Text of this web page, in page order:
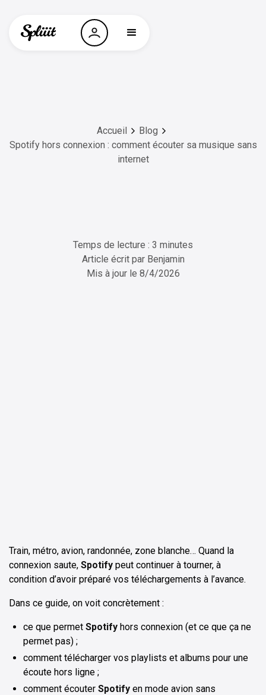
Accueil
Blog
Spotify hors connexion : comment écouter sa musique sans
internet
Temps de lecture : 3 minutes
Article écrit par Benjamin
Mis à jour le 8/4/2026
Train, métro, avion, randonnée, zone blanche… Quand la
connexion saute, Spotify peut continuer à tourner, à
condition d’avoir préparé vos téléchargements à l’avance.
Dans ce guide, on voit concrètement :
ce que permet Spotify hors connexion (et ce que ça ne
permet pas) ;
comment télécharger vos playlists et albums pour une
écoute hors ligne ;
comment écouter Spotify en mode avion sans